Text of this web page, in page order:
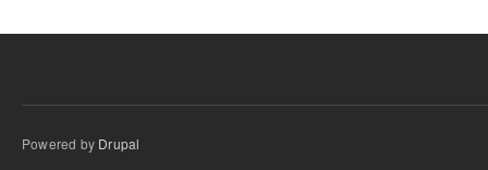
Powered by Drupal